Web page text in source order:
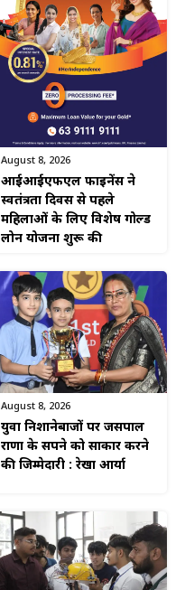
August 8, 2026
आईआईएफएल फाइनेंस ने
स्वतंत्रता दिवस से पहले
महिलाओं के लिए विशेष गोल्ड
लोन योजना शुरू की
August 8, 2026
युवा निशानेबाजों पर जसपाल
राणा के सपने को साकार करने
की जिम्मेदारी : रेखा आर्या